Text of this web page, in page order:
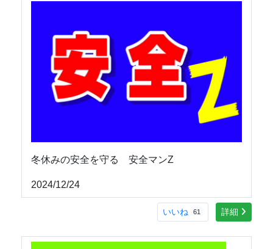
冬休みの安全を守る 安全マンZ
2024/12/24
いいね 61 詳細